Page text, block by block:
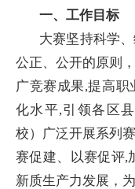
一、工作目标
大赛坚持科学
公正、公开的原则
广竞赛成果,提高职
化水平,引领各区
校）广泛开展系列
赛促建、以赛促评,
新质生产力发展，